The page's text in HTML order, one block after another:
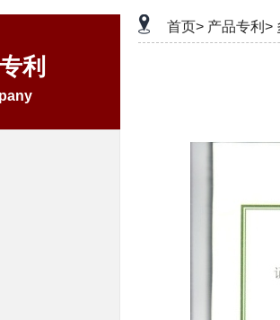
利
首页> 产品专利>